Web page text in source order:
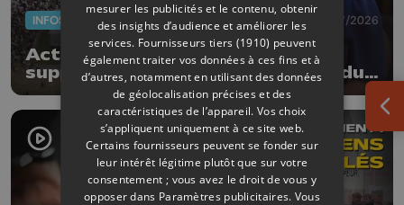
INFOS 03/07/2026
Actus de la semaine: Ardentes,
supporters et 4è vague d'exclus du
chômage
mesurer les publicités et le contenu, obtenir
des insights d’audience et améliorer les
services. Fournisseurs tiers (1910) peuvent
également traiter vos données à ces fins et à
d’autres, notamment en utilisant des données
de géolocalisation précises et des
caractéristiques de l’appareil. Vos choix
s’appliquent uniquement à ce site web.
Certains fournisseurs peuvent se fonder sur
leur intérêt légitime plutôt que sur votre
consentement ; vous avez le droit de vous y
opposer dans Paramètres publicitaires. Vous